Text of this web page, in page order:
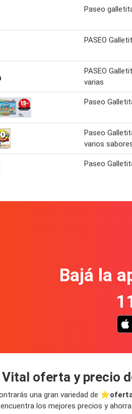
Paseo
PASEO
PASEO
varias
Paseo
Paseo
varios
Paseo
Bajá la
oferta y precio
una gran variedad de ⭐️
los mejores precios y